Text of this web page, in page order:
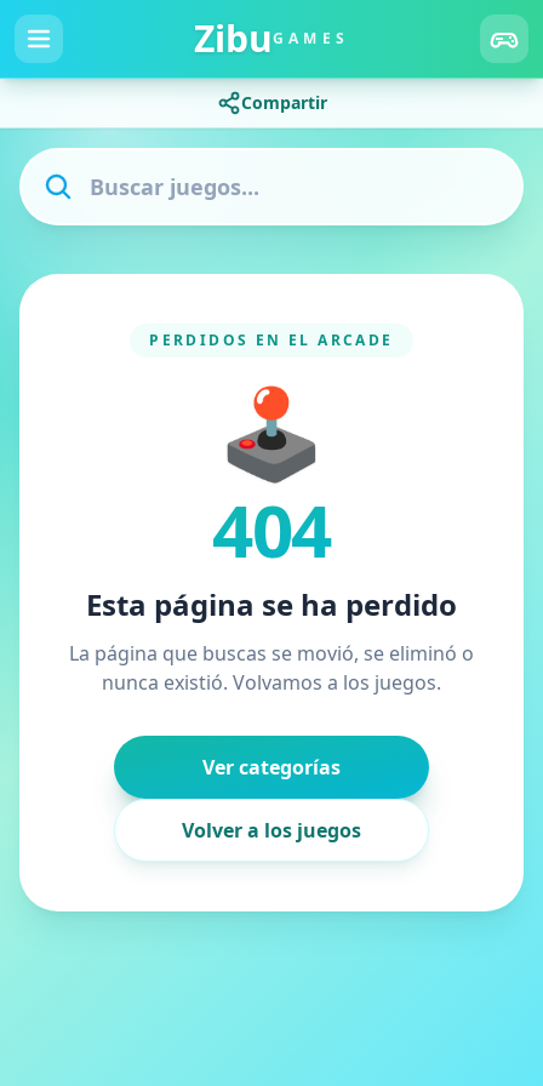
ZibuGAMES
Compartir
PERDIDOS EN EL ARCADE
🕹️
404
Esta página se ha perdido
La página que buscas se movió, se eliminó o
nunca existió. Volvamos a los juegos.
Ver categorías
Volver a los juegos